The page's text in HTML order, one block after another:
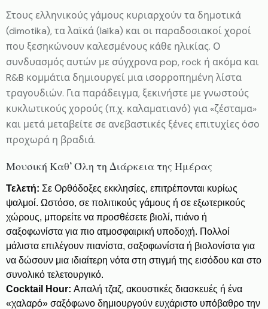
Στους ελληνικούς γάμους κυριαρχούν τα δημοτικά
(dimotika), τα λαϊκά (laïka) και οι παραδοσιακοί χοροί
που ξεσηκώνουν καλεσμένους κάθε ηλικίας. Ο
συνδυασμός αυτών με σύγχρονα pop, rock ή ακόμα και
R&B κομμάτια δημιουργεί μια ισορροπημένη λίστα
τραγουδιών. Για παράδειγμα, ξεκινήστε με γνωστούς
κυκλωτικούς χορούς (π.χ. καλαματιανό) για «ζέσταμα»
και μετά μεταβείτε σε ανεβαστικές ξένες επιτυχίες όσο
προχωρά η βραδιά.
Μουσική Καθ’ Όλη τη Διάρκεια της Ημέρας
Τελετή: Σε Ορθόδοξες εκκλησίες, επιτρέπονται κυρίως
ψαλμοί. Ωστόσο, σε πολιτικούς γάμους ή σε εξωτερικούς
χώρους, μπορείτε να προσθέσετε βιολί, πιάνο ή
σαξοφωνίστα για πιο ατμοσφαιρική υποδοχή. Πολλοί
μάλιστα επιλέγουν πιανίστα, σαξοφωνίστα ή βιολονίστα για
να δώσουν μια ιδιαίτερη νότα στη στιγμή της εισόδου και στο
συνολικό τελετουργικό.
Cocktail Hour: Απαλή τζαζ, ακουστικές διασκευές ή ένα
«χαλαρό» σαξόφωνο δημιουργούν ευχάριστο υπόβαθρο την